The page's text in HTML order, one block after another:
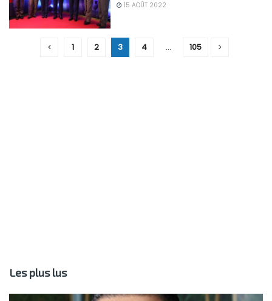
15 AOÛT 2022
1 2 3 4 … 105
Les plus lus